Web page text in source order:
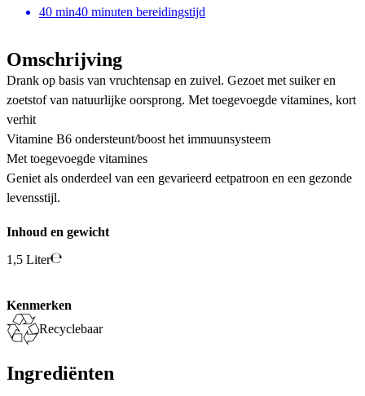
40 min40 minuten bereidingstijd
Omschrijving
Drank op basis van vruchtensap en zuivel. Gezoet met suiker en
zoetstof van natuurlijke oorsprong. Met toegevoegde vitamines, kort
verhit
Vitamine B6 ondersteunt/boost het immuunsysteem
Met toegevoegde vitamines
Geniet als onderdeel van een gevarieerd eetpatroon en een gezonde
levensstijl.
Inhoud en gewicht
1,5 Liter
Kenmerken
Recyclebaar
Ingrediënten